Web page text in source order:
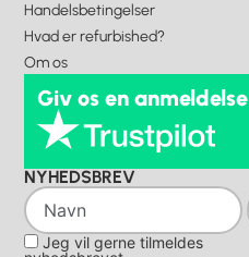
Handelsbetingelser
Hvad er refurbished?
Om os
Giv os en anmeldelse
NYHEDSBREV
Jeg vil gerne tilmeldes